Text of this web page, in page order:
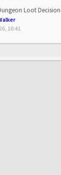
Loot Decisions: Smarter Runs With U4N
10:41